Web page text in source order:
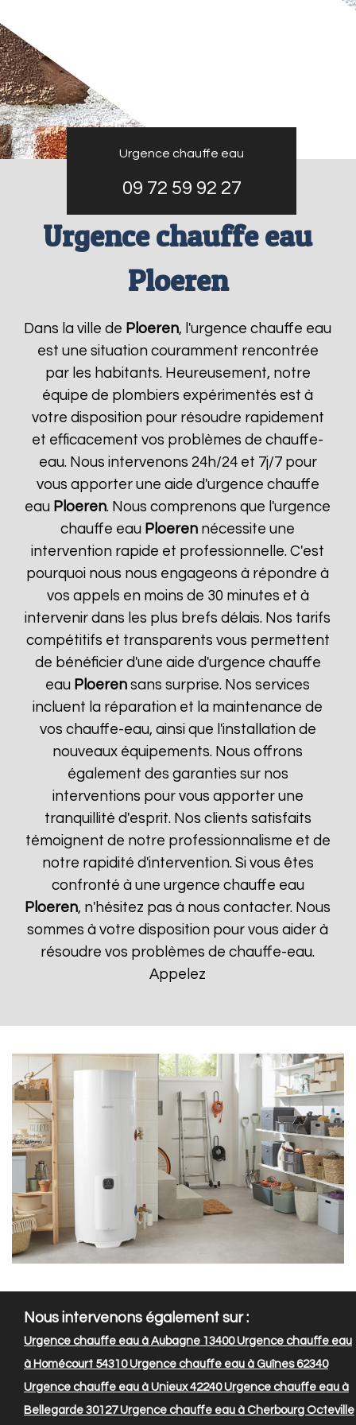
Urgence chauffe eau
09 72 59 92 27
Urgence chauffe eau
Ploeren
Dans la ville de Ploeren, l'urgence chauffe eau
est une situation couramment rencontrée
par les habitants. Heureusement, notre
équipe de plombiers expérimentés est à
votre disposition pour résoudre rapidement
et efficacement vos problèmes de chauffe-
eau. Nous intervenons 24h/24 et 7j/7 pour
vous apporter une aide d'urgence chauffe
eau Ploeren. Nous comprenons que l'urgence
chauffe eau Ploeren nécessite une
intervention rapide et professionnelle. C'est
pourquoi nous nous engageons à répondre à
vos appels en moins de 30 minutes et à
intervenir dans les plus brefs délais. Nos tarifs
compétitifs et transparents vous permettent
de bénéficier d'une aide d'urgence chauffe
eau Ploeren sans surprise. Nos services
incluent la réparation et la maintenance de
vos chauffe-eau, ainsi que l'installation de
nouveaux équipements. Nous offrons
également des garanties sur nos
interventions pour vous apporter une
tranquillité d'esprit. Nos clients satisfaits
témoignent de notre professionnalisme et de
notre rapidité d'intervention. Si vous êtes
confronté à une urgence chauffe eau
Ploeren, n'hésitez pas à nous contacter. Nous
sommes à votre disposition pour vous aider à
résoudre vos problèmes de chauffe-eau.
Appelez
Nous intervenons également sur :
Urgence chauffe eau à Aubagne 13400Urgence chauffe eau
à Homécourt 54310Urgence chauffe eau à Guînes 62340
Urgence chauffe eau à Unieux 42240Urgence chauffe eau à
Bellegarde 30127Urgence chauffe eau à Cherbourg Octeville